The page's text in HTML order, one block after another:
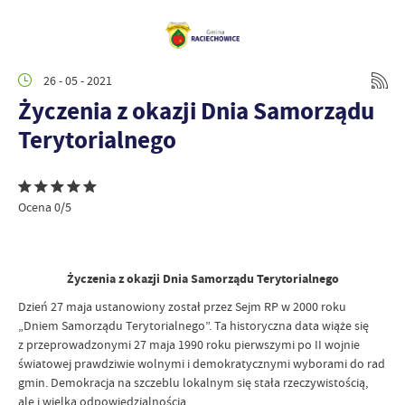
26 - 05 - 2021
Życzenia z okazji Dnia Samorządu
Terytorialnego
Ocena 0/5
Życzenia z okazji Dnia Samorządu Terytorialnego
Dzień 27 maja ustanowiony został przez Sejm RP w 2000 roku
„Dniem Samorządu Terytorialnego”. Ta historyczna data wiąże się
z przeprowadzonymi 27 maja 1990 roku pierwszymi po II wojnie
światowej prawdziwie wolnymi i demokratycznymi wyborami do rad
gmin. Demokracja na szczeblu lokalnym się stała rzeczywistością,
ale i wielką odpowiedzialnością.